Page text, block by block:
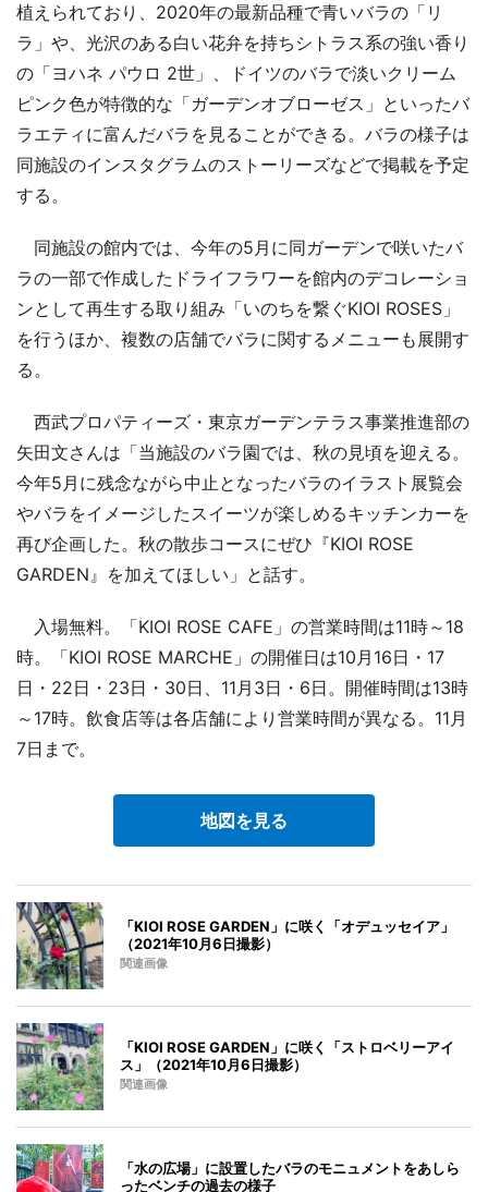
植えられており、2020年の最新品種で青いバラの「リ
ラ」や、光沢のある白い花弁を持ちシトラス系の強い香り
の「ヨハネ パウロ 2世」、ドイツのバラで淡いクリーム
ピンク色が特徴的な「ガーデンオブローゼス」といったバ
ラエティに富んだバラを見ることができる。バラの様子は
同施設のインスタグラムのストーリーズなどで掲載を予定
する。
同施設の館内では、今年の5月に同ガーデンで咲いたバ
ラの一部で作成したドライフラワーを館内のデコレーショ
ンとして再生する取り組み「いのちを繋ぐKIOI ROSES」
を行うほか、複数の店舗でバラに関するメニューも展開す
る。
西武プロパティーズ・東京ガーデンテラス事業推進部の
矢田文さんは「当施設のバラ園では、秋の見頃を迎える。
今年5月に残念ながら中止となったバラのイラスト展覧会
やバラをイメージしたスイーツが楽しめるキッチンカーを
再び企画した。秋の散歩コースにぜひ『KIOI ROSE
GARDEN』を加えてほしい」と話す。
入場無料。「KIOI ROSE CAFE」の営業時間は11時～18
時。「KIOI ROSE MARCHE」の開催日は10月16日・17
日・22日・23日・30日、11月3日・6日。開催時間は13時
～17時。飲食店等は各店舗により営業時間が異なる。11月
7日まで。
地図を見る
「KIOI ROSE GARDEN」に咲く「オデュッセイア」
（2021年10月6日撮影）
関連画像
「KIOI ROSE GARDEN」に咲く「ストロベリーアイ
ス」（2021年10月6日撮影）
関連画像
「水の広場」に設置したバラのモニュメントをあしら
ったベンチの過去の様子